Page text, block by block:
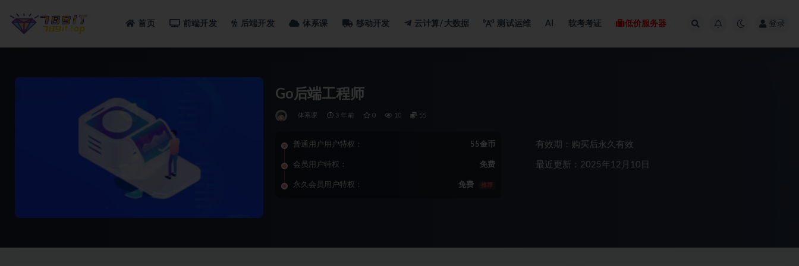
首页 前端开发 后端开发 体系课 移动开发 云计算/大数据 测试运维 AI 软考考证 低价服务器 登录
Go后端工程师
体系课 3 年前 0 10 55
普通用户用户特权： 55金币
会员用户特权： 免费
永久会员用户特权： 免费 推荐
有效期：购买后永久有效
最近更新：2025年12月10日